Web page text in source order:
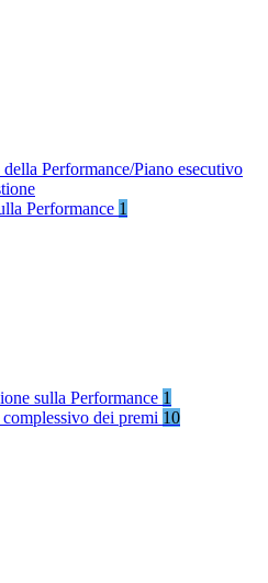
della Performance/Piano esecutivo
Performance 1
sulla Performance 1
dei premi 10